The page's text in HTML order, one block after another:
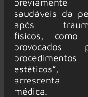
saudáveis da
após
físicos, como
provocados
procedimentos
estéticos”,
acrescenta
médica.